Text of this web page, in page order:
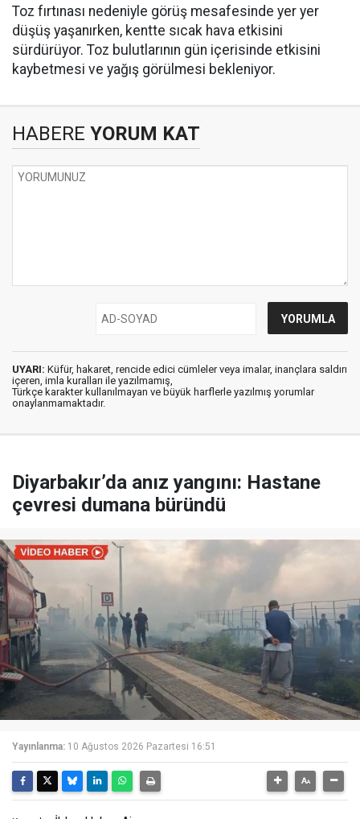
Toz fırtınası nedeniyle görüş mesafesinde yer yer
düşüş yaşanırken, kentte sıcak hava etkisini
sürdürüyor. Toz bulutlarının gün içerisinde etkisini
kaybetmesi ve yağış görülmesi bekleniyor.
HABERE YORUM KAT
UYARI: Küfür, hakaret, rencide edici cümleler veya imalar, inançlara saldırı
içeren, imla kuralları ile yazılmamış,
Türkçe karakter kullanılmayan ve büyük harflerle yazılmış yorumlar
onaylanmamaktadır.
Diyarbakır’da anız yangını: Hastane
çevresi dumana büründü
Yayınlanma: 10 Ağustos 2026 Pazartesi 16:51